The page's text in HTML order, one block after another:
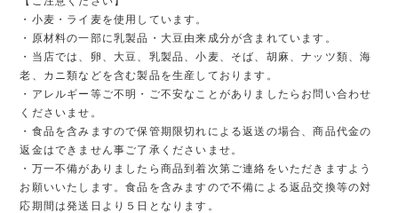
・小麦・ライ麦を使用しています。
・原材料の一部に乳製品・大豆由来成分が含まれています。
・当店では、卵、大豆、乳製品、小麦、そば、胡麻、ナッツ類、海
老、カニ類などを含む製品を生産しております。
・アレルギー等ご不明・ご不安なことがありましたらお問い合わせ
くださいませ。
・食品を含みますので保管期限切れによる返送の場合、商品代金の
返金はできません事ご了承くださいませ。
・万一不備がありましたら商品到着次第ご連絡をいただきますよう
お願いいたします。食品を含みますので不備による返品交換等の対
応期間は発送日より５日となります。